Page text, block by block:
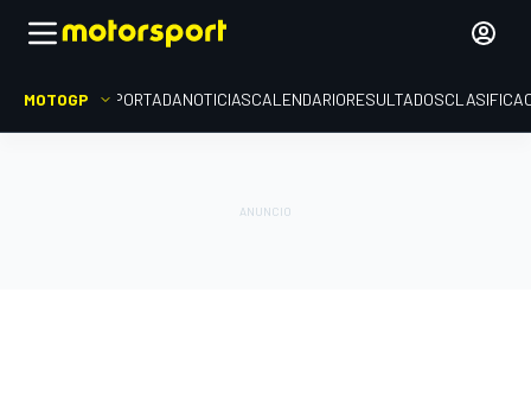
MOTOGP PORTADANOTICIASCALENDARIORESULTADOS